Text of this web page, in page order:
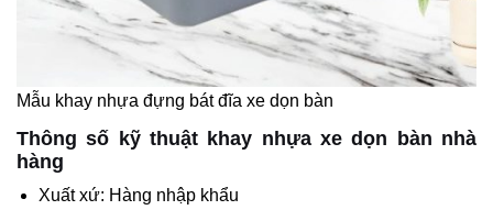
Mẫu khay nhựa đựng bát đĩa xe dọn bàn
Thông số kỹ thuật khay nhựa xe dọn bàn nhà
hàng
Xuất xứ: Hàng nhập khẩu